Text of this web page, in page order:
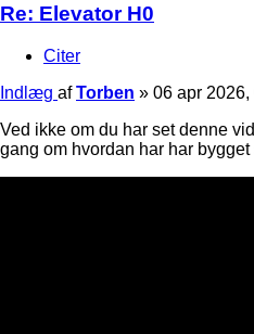
Re: Elevator H0
Citer
Indlæg afTorben » 06 apr 2026,
Ved ikke om du har set denne
gang om hvordan har har bygget